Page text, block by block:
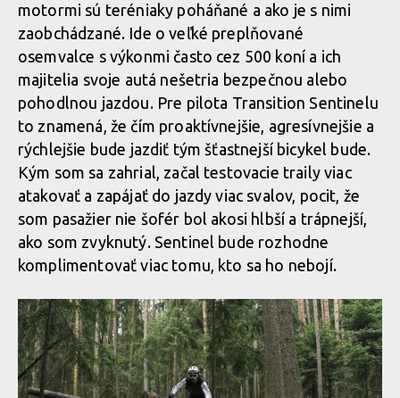
motormi sú teréniaky poháňané a ako je s nimi
zaobchádzané. Ide o veľké preplňované
osemvalce s výkonmi často cez 500 koní a ich
majitelia svoje autá nešetria bezpečnou alebo
pohodlnou jazdou. Pre pilota Transition Sentinelu
to znamená, že čím proaktívnejšie, agresívnejšie a
rýchlejšie bude jazdiť tým šťastnejší bicykel bude.
Kým som sa zahrial, začal testovacie traily viac
atakovať a zapájať do jazdy viac svalov, pocit, že
som pasažier nie šofér bol akosi hlbší a trápnejší,
ako som zvyknutý. Sentinel bude rozhodne
komplimentovať viac tomu, kto sa ho nebojí.